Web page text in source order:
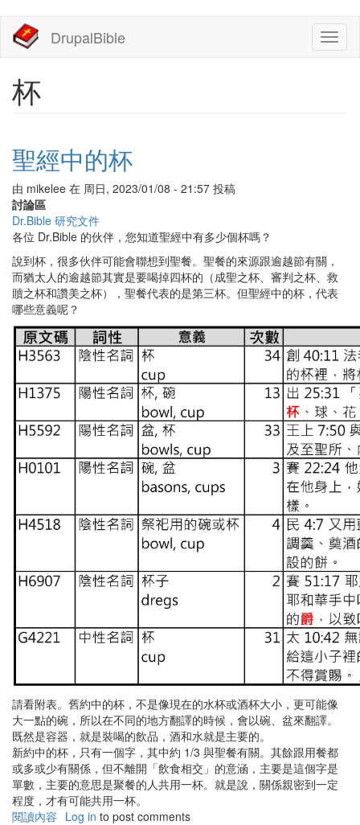
主
DrupalBible
杯
聖經中的杯
由 mikelee 在 周日, 2023/01/08 - 21:57 投稿
討論區
Dr.Bible 研究文件
各位 Dr.Bible 的伙伴，您知道聖經中有多少個杯嗎？
說到杯，很多伙伴可能會聯想到聖餐。聖餐的來源跟逾越節有關，
而猶太人的逾越節其實是要喝掉四杯的（成聖之杯、審判之杯、救
贖之杯和讚美之杯），聖餐代表的是第三杯。但聖經中的杯，代表
哪些意義呢？
請看附表。舊約中的杯，不是像現在的水杯或酒杯大小，更可能像
大一點的碗，所以在不同的地方翻譯的時候，會以碗、盆來翻譯。
既然是容器，就是裝喝的飲品，酒和水就是主要的。
新約中的杯，只有一個字，其中約 1/3 與聖餐有關。其餘跟用餐都
或多或少有關係，但不離開「飲食相交」的意涵，主要是這個字是
單數，主要的意思是聚餐的人共用一杯。就是說，關係親密到一定
程度，才有可能共用一杯。
閱讀內容 有Log in to post comments